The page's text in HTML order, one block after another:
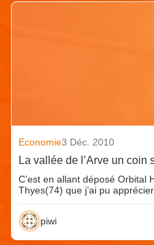
Economie3 Déc. 2010
La vallée de l’Arve un coin
C’est en allant déposé Orbital
Thyes(74) que j’ai pu
piwi